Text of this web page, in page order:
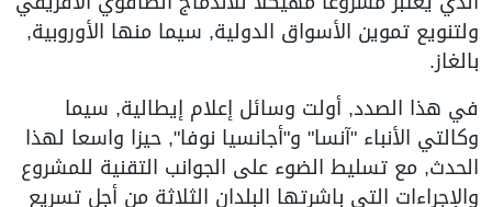
ولتنويع تموين الأسواق الدولية, سيما منها الأوروبية,
بالغاز.
في هذا الصدد, أولت وسائل إعلام إيطالية, سيما
وكالتي الأنباء "آنسا" و"أجانسيا نوفا", حيزا واسعا لهذا
الحدث, مع تسليط الضوء على الجوانب التقنية للمشروع
والإجراءات التي باشرتها البلدان الثلاثة من أجل تسريع